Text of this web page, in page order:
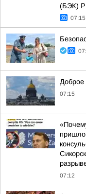
(БЭК)
07:15
Доброе
07:15
пришло
07:12